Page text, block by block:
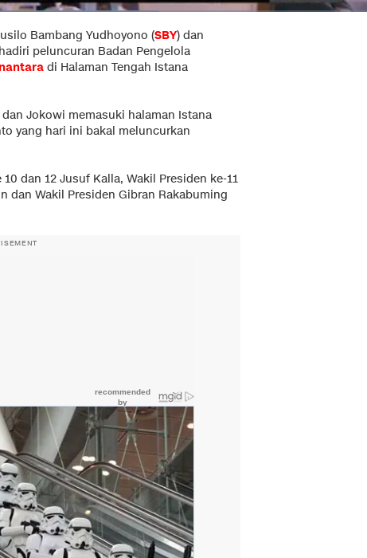
Bambang Yudhoyono (SBY) dan
peluncuran Badan Pengelola
di Halaman Tengah Istana
Jokowi memasuki halaman Istana
yang hari ini bakal meluncurkan
dan 12 Jusuf Kalla, Wakil Presiden ke-11
dan Wakil Presiden Gibran Rakabuming